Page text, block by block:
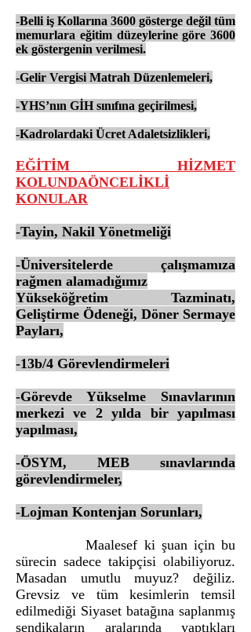
-Belli iş Kollarına 3600 gösterge değil tüm
memurlara eğitim düzeylerine göre 3600
ek göstergenin verilmesi.
-Gelir Vergisi Matrah Düzenlemeleri,
-YHS’nın GİH sınıfına geçirilmesi,
-Kadrolardaki Ücret Adaletsizlikleri,
EĞİTİM HİZMET
KOLUNDAÖNCELİKLİ
KONULAR
-Tayin, Nakil Yönetmeliği
-Üniversitelerde çalışmamıza
rağmen alamadığımız
Yükseköğretim Tazminatı,
Geliştirme Ödeneği, Döner Sermaye
Payları,
-13b/4 Görevlendirmeleri
-Görevde Yükselme Sınavlarının
merkezi ve 2 yılda bir yapılması
yapılması,
-ÖSYM, MEB sınavlarında
görevlendirmeler,
-Lojman Kontenjan Sorunları,
Maalesef ki şuan için bu
sürecin sadece takipçisi olabiliyoruz.
Masadan umutlu muyuz? değiliz.
Grevsiz ve tüm kesimlerin temsil
edilmediği Siyaset batağına saplanmış
sendikaların aralarında yaptıkları